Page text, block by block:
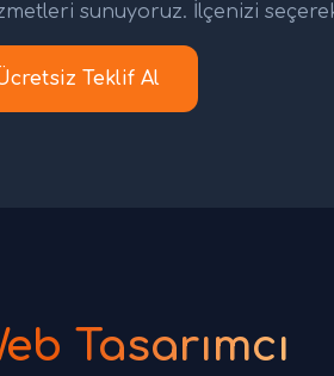
sunuyoruz. İlçenizi
Teklif Al
Tasarımcı